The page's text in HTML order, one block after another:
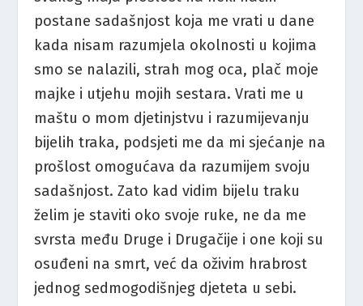
postane sadašnjost koja me vrati u dane
kada nisam razumjela okolnosti u kojima
smo se nalazili, strah mog oca, plač moje
majke i utjehu mojih sestara. Vrati me u
maštu o mom djetinjstvu i razumijevanju
bijelih traka, podsjeti me da mi sjećanje na
prošlost omogućava da razumijem svoju
sadašnjost. Zato kad vidim bijelu traku
želim je staviti oko svoje ruke, ne da me
svrsta među Druge i Drugačije i one koji su
osuđeni na smrt, već da oživim hrabrost
jednog sedmogodišnjeg djeteta u sebi.